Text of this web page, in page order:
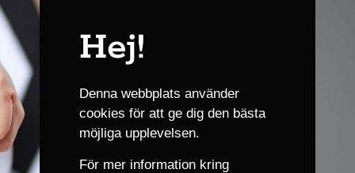
Datum:
6 april, 2024
Tid:
12:00 - 12:30CEST
PLATS
Hej!
Denna webbplats använder
cookies för att ge dig den bästa
möjliga upplevelsen.
För mer information kring